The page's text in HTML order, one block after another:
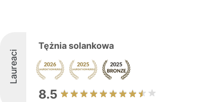
Laureaci
Tężnia solankowa
8.5